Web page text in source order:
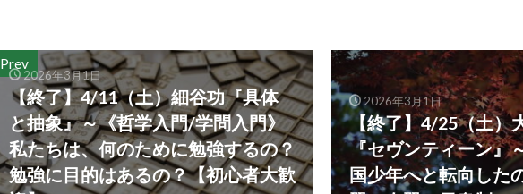
Prev
2026年3月1日
【終了】4/11（土）細谷功『具体
と抽象』～《哲学入門/学問入門》
私たちは、何のために勉強するの？
勉強に目的はあるの？【初心者大歓
2026年3月1日
【終了】4/25（土）
『セヴンティーン』
国少年へと転向した